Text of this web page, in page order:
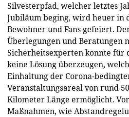
Silvesterpfad, welcher letztes
Jubiläum beging, wird heuer in
Bewohner und Fans gefeiert.
Überlegungen und Beratungen
Sicherheitsexperten konnte für
keine Lösung überzeugen,
Einhaltung der Corona-
Veranstaltungsareal von rund
Kilometer Länge ermöglicht.
Maßnahmen, wie